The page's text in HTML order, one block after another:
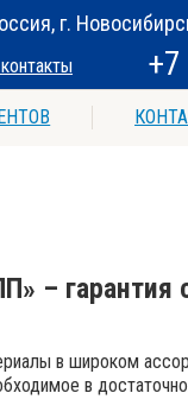
г.
– гарантия
в широком
в